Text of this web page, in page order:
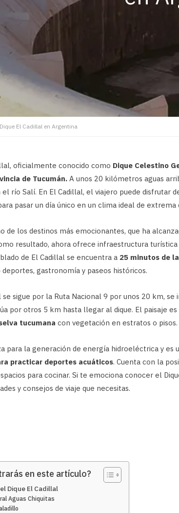
El Cadillal en Argentina
oficialmente conocido como Dique Celestino
de Tucumán. A unos 20 kilómetros aguas
el río Salí. En El Cadillal, el viajero puede disfrutar
pasar un día único en un clima ideal de extrema
de los destinos más emocionantes, que ha
resultado, ahora ofrece infraestructura
de El Cadillal se encuentra a 25 minutos de
gastronomía y paseos históricos.
se sigue por la Ruta Nacional 9 por unos 20 km,
por otros 5 km hasta llegar al dique. El paisaje
tucumana con vegetación en estratos o pisos.
para la generación de energía hidroeléctrica y es
practicar deportes acuáticos. Cuenta con la
para cocinar. Si te emociona conocer el
y consejos de viaje que necesitas.
en este artículo?
Dique El Cadillal
Aguas Chiquitas